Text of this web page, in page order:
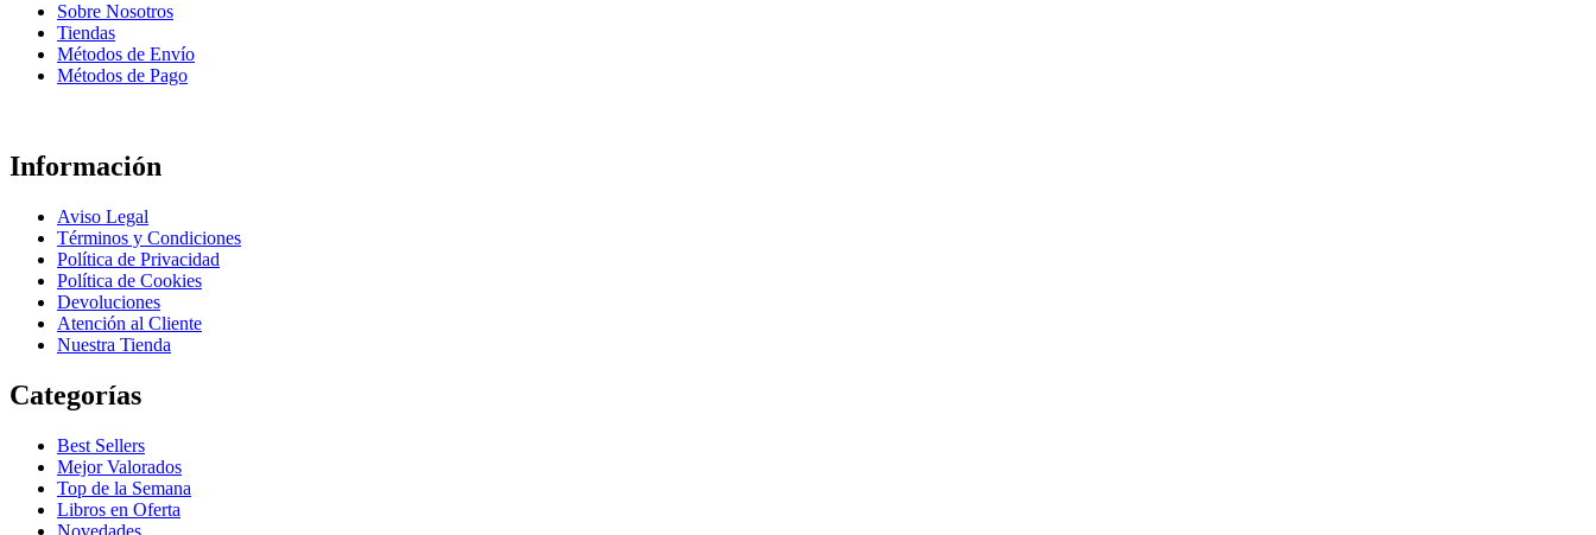
Sobre Nosotros
Tiendas
Métodos de Envío
Métodos de Pago
Información
Aviso Legal
Términos y Condiciones
Política de Privacidad
Política de Cookies
Devoluciones
Atención al Cliente
Nuestra Tienda
Categorías
Best Sellers
Mejor Valorados
Top de la Semana
Libros en Oferta
Novedades